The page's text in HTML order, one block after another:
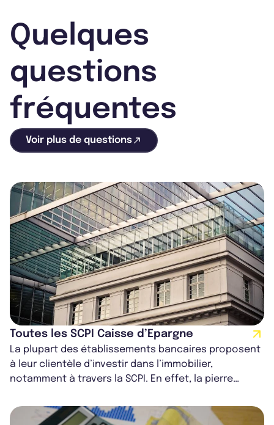
Quelques
questions
fréquentes
Voir plus de questions
Toutes les SCPI Caisse d’Epargne
La plupart des établissements bancaires proposent
à leur clientèle d’investir dans l’immobilier,
notamment à travers la SCPI. En effet, la pierre